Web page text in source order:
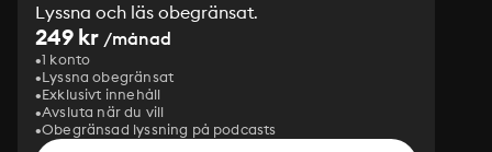
Lyssna och läs obegränsat.
249 kr /månad
1 konto
Lyssna obegränsat
Exklusivt innehåll
Avsluta när du vill
Obegränsad lyssning på podcasts